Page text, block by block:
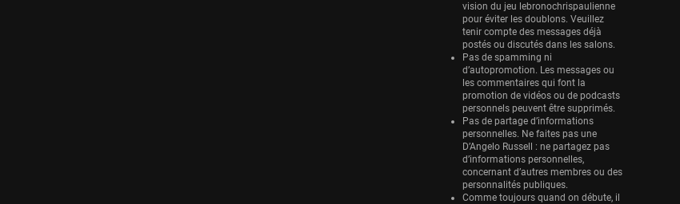
22 sessions
Toronto Raptors
18 sessions
REVERSE
11 sessions
Bleues
0 sessions
vision du jeu lebronochrispaulienne
pour éviter les doublons. Veuillez
tenir compte des messages déjà
postés ou discutés dans les salons.
Pas de spamming ni
d’autopromotion. Les messages ou
les commentaires qui font la
promotion de vidéos ou de podcasts
personnels peuvent être supprimés.
Pas de partage d’informations
personnelles. Ne faites pas une
D’Angelo Russell : ne partagez pas
d’informations personnelles,
concernant d’autres membres ou des
personnalités publiques.
Comme toujours quand on débute, il